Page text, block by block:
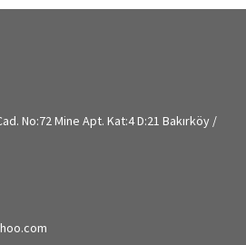
No:72 Mine Apt. Kat:4 D:21 Bakırköy /